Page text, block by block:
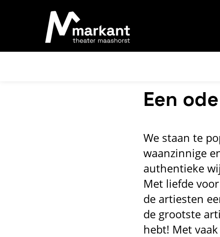
Een
We staan te
waanzinnige
authentieke
Met liefde
de artiesten
de grootste
hebt! Met